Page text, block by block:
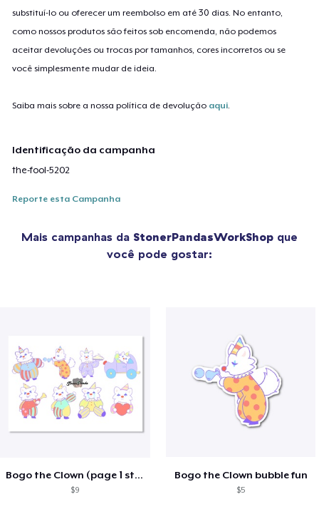
substituí-lo ou oferecer um reembolso em até 30 dias. No entanto,
como nossos produtos são feitos sob encomenda, não podemos
aceitar devoluções ou trocas por tamanhos, cores incorretos ou se
você simplesmente mudar de ideia.
Saiba mais sobre a nossa política de devolução aqui.
Identificação da campanha
the-fool-5202
Reporte esta Campanha
Mais campanhas da StonerPandasWorkShop que
você pode gostar:
Bogo the Clown (page 1 sticker sheet)
$9
Bogo the Clown bubble fun
$5